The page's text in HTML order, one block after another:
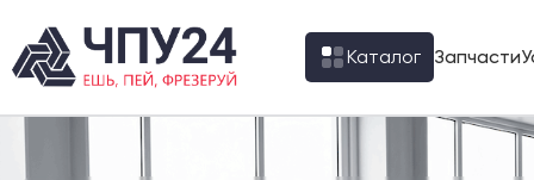
Каталог Запчасти